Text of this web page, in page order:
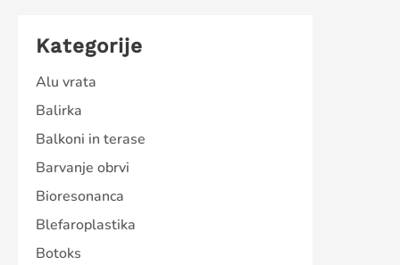
Kategorije
Alu vrata
Balirka
Balkoni in terase
Barvanje obrvi
Bioresonanca
Blefaroplastika
Botoks